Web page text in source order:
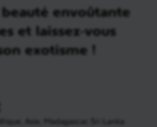
Asie, Madagascar, Sri Lanka
envoûtante
et laissez-vous
exotisme !